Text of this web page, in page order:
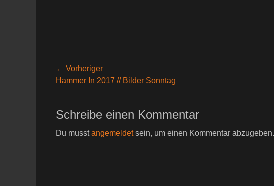
Beitragsnavigation
← Vorheriger
Vorheriger
Hammer In 2017 // Bilder Sonntag
Schreibe einen Kommentar
Du musstangemeldetsein, um einen Kommentar abzugeben.